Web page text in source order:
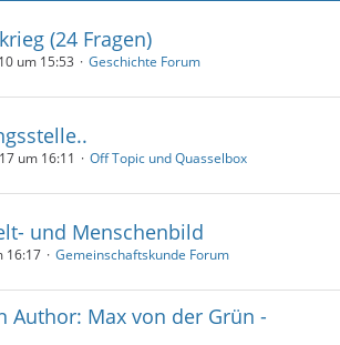
(24 Fragen)
um 15:53 Geschichte Forum
um 16:11 Off Topic und Quasselbox
und Menschenbild
16:17 Gemeinschaftskunde Forum
Author: Max von der Grün -